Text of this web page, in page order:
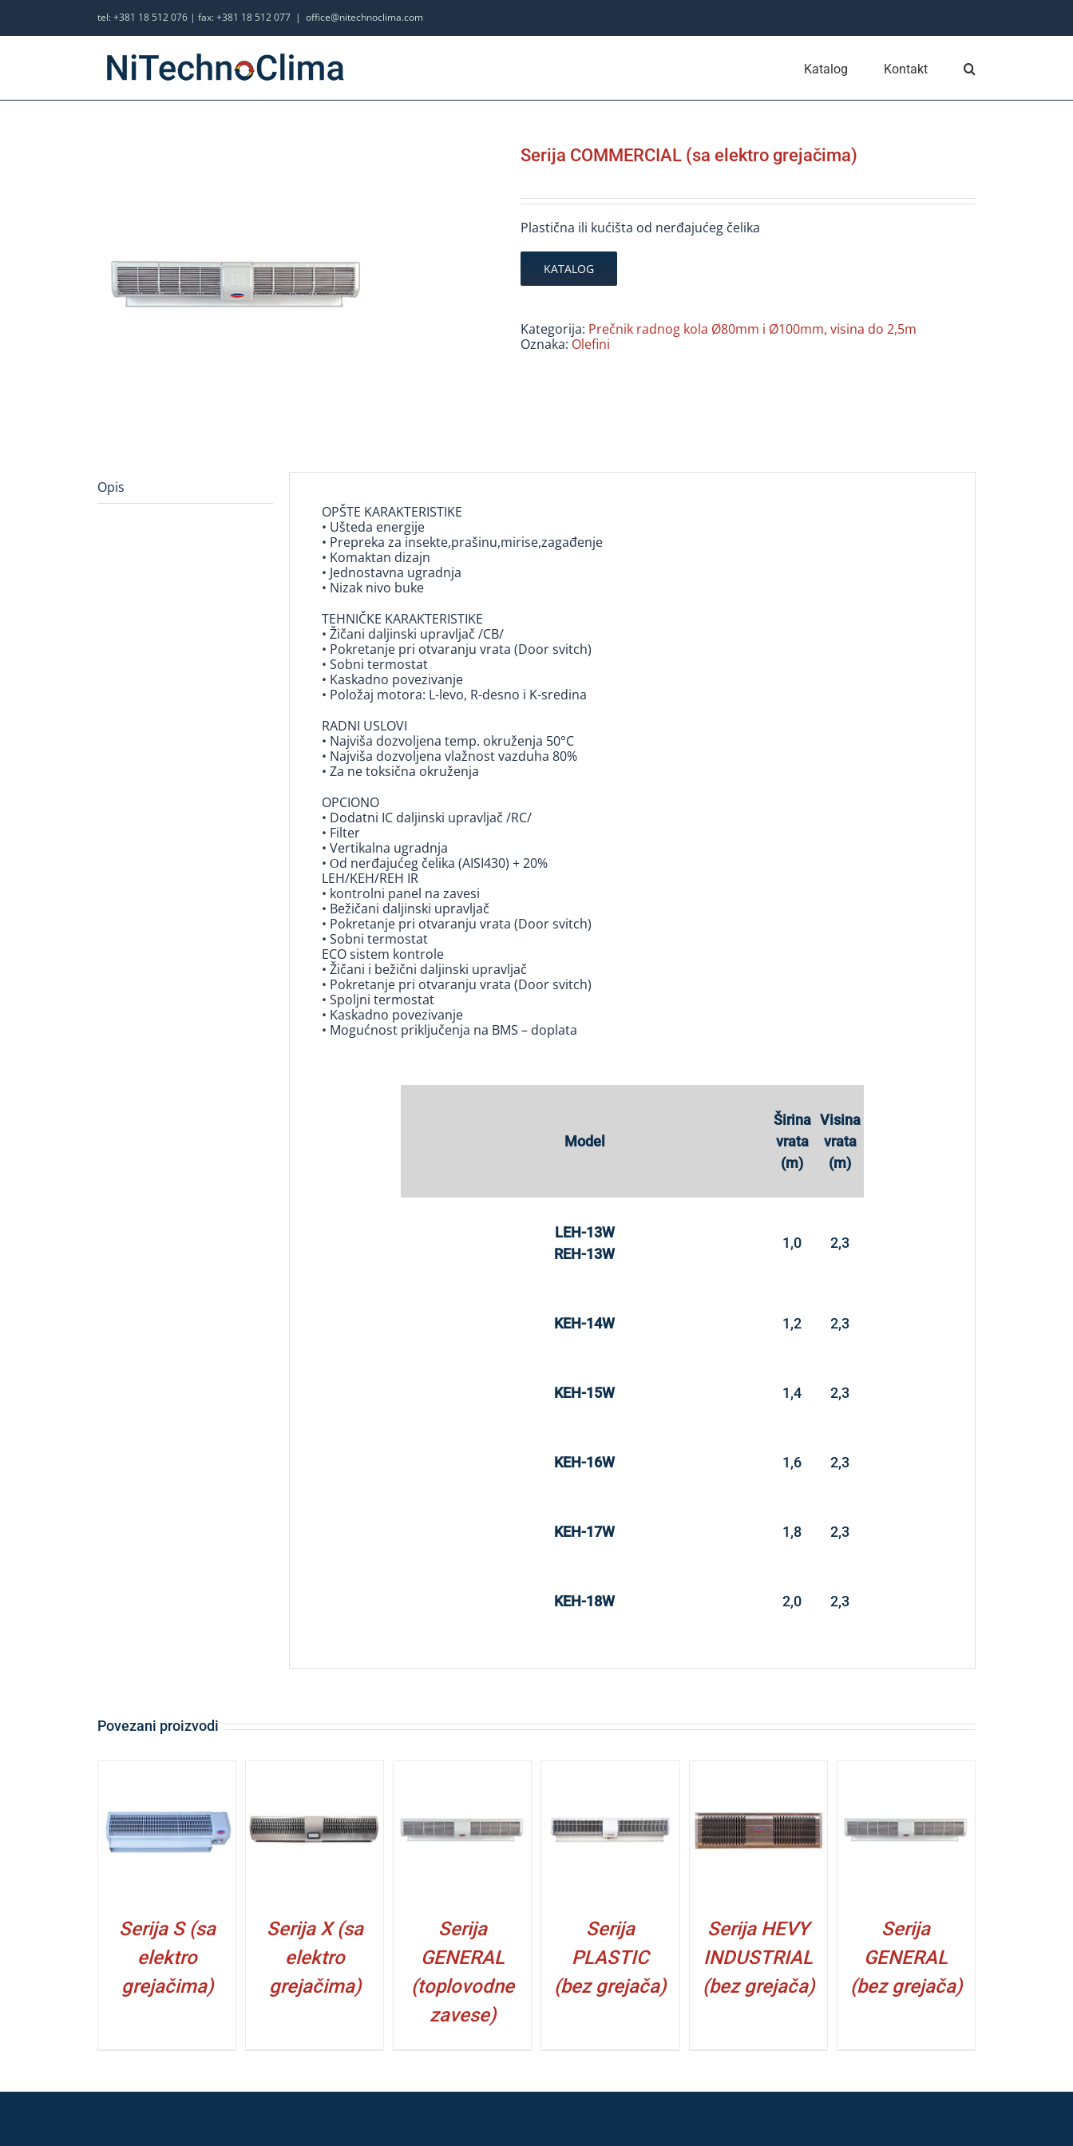
tel: +381 18 512 076 | fax: +381 18 512 077 | office@nitechnoclima.com
Katalog Kontakt
Serija COMMERCIAL (sa elektro grejačima)
Plastična ili kućišta od nerđajućeg čelika
KATALOG
Kategorija: Prečnik radnog kola Ø80mm i Ø100mm, visina do 2,5m
Oznaka: Olefini
Opis
OPŠTE KARAKTERISTIKE
• Ušteda energije
• Prepreka za insekte,prašinu,mirise,zagađenje
• Komaktan dizajn
• Jednostavna ugradnja
• Nizak nivo buke
TEHNIČKE KARAKTERISTIKE
• Žičani daljinski upravljač /CB/
• Pokretanje pri otvaranju vrata (Door svitch)
• Sobni termostat
• Kaskadno povezivanje
• Položaj motora: L-levo, R-desno i K-sredina
RADNI USLOVI
• Najviša dozvoljena temp. okruženja 50°C
• Najviša dozvoljena vlažnost vazduha 80%
• Za ne toksična okruženja
OPCIONO
• Dodatni IC daljinski upravljač /RC/
• Filter
• Vertikalna ugradnja
• Оd nerđajućeg čelika (AISI430) + 20%
LEH/KEH/REH IR
• kontrolni panel na zavesi
• Bežičani daljinski upravljač
• Pokretanje pri otvaranju vrata (Door svitch)
• Sobni termostat
ECO sistem kontrole
• Žičani i bežični daljinski upravljač
• Pokretanje pri otvaranju vrata (Door svitch)
• Spoljni termostat
• Kaskadno povezivanje
• Mogućnost priključenja na BMS – doplata
Model
Širina
vrata
(m)
Visina
vrata
(m)
LEH-13W
REH-13W
1,0 2,3
KEH-14W 1,2 2,3
KEH-15W 1,4 2,3
KEH-16W 1,6 2,3
KEH-17W 1,8 2,3
KEH-18W 2,0 2,3
Povezani proizvodi
Serija S (sa
elektro
grejačima)
DETALJI
Serija X (sa
elektro
grejačima)
DETALJI
Serija
GENERAL
(toplovodne
zavese)
DETALJI
Serija
PLASTIC
(bez grejača)
DETALJI
Serija HEVY
INDUSTRIAL
(bez grejača)
DETALJI
Serija
GENERAL
(bez grejača)